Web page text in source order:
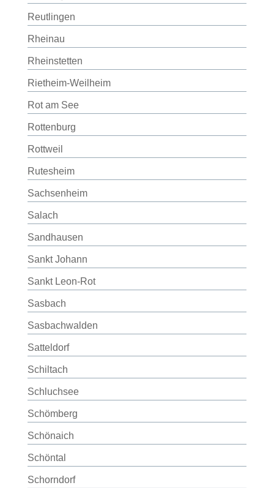
Reutlingen
Rheinau
Rheinstetten
Rietheim-Weilheim
Rot am See
Rottenburg
Rottweil
Rutesheim
Sachsenheim
Salach
Sandhausen
Sankt Johann
Sankt Leon-Rot
Sasbach
Sasbachwalden
Satteldorf
Schiltach
Schluchsee
Schömberg
Schönaich
Schöntal
Schorndorf